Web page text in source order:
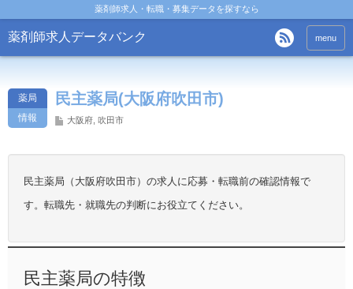
薬剤師求人・転職・募集データを探すなら
薬剤師求人データバンク menu
薬局
情報
民主薬局(大阪府吹田市)
大阪府 吹田市
民主薬局（大阪府吹田市）の求人に応募・転職前の確認情報で
す。転職先・就職先の判断にお役立てください。
民主薬局の特徴